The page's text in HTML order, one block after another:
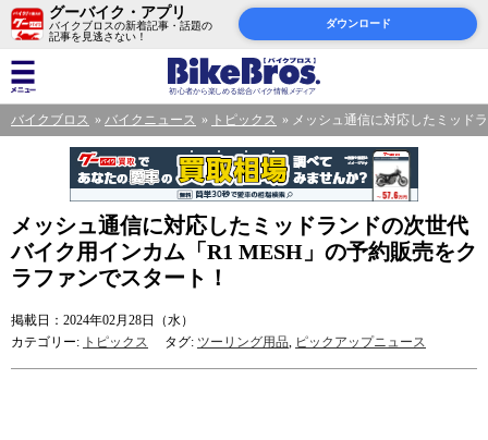
グーバイク・アプリ
バイクブロスの新着記事・話題の
記事を見逃さない！
ダウンロード
バイクブロス バイクニュース トピックス メッシュ通信に対応したミッド
メッシュ通信に対応したミッドランドの次世代
バイク用インカム「R1 MESH」の予約販売をク
ラファンでスタート！
掲載日：2024年02月28日（水）
カテゴリー: トピックス タグ: ツーリング用品, ピックアップニュース